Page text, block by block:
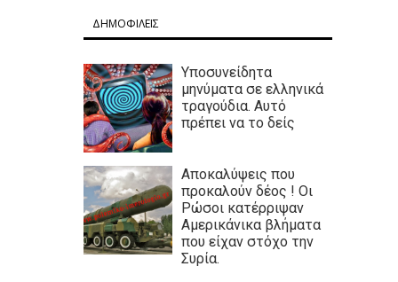
ΔΗΜΟΦΙΛΕΙΣ
Υποσυνείδητα
μηνύματα σε ελληνικά
τραγούδια. Αυτό
πρέπει να το δείς
Αποκαλύψεις που
προκαλούν δέος ! Οι
Ρώσοι κατέρριψαν
Αμερικάνικα βλήματα
που είχαν στόχο την
Συρία.